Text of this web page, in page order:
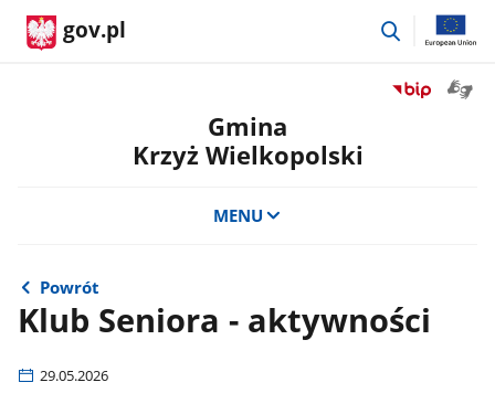
gov.pl
przejdź
Przejdź
Gmina
Krzyż Wielkopolski
MENU
Powrót
Klub Seniora - aktywności
29.05.2026